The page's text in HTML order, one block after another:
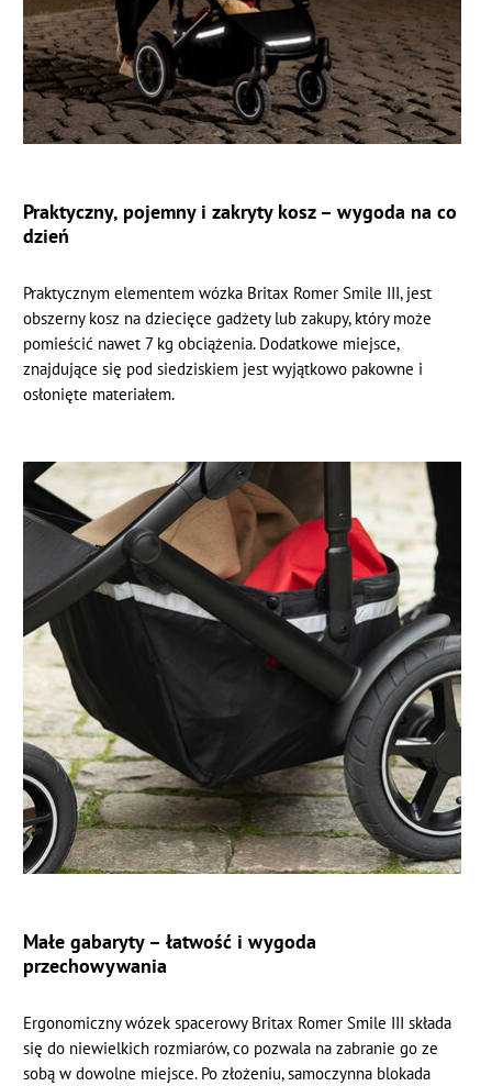
Praktyczny, pojemny i zakryty kosz – wygoda na co
dzień
Praktycznym elementem wózka Britax Romer Smile III, jest
obszerny kosz na dziecięce gadżety lub zakupy, który może
pomieścić nawet 7 kg obciążenia. Dodatkowe miejsce,
znajdujące się pod siedziskiem jest wyjątkowo pakowne i
osłonięte materiałem.
Małe gabaryty – łatwość i wygoda
przechowywania
Ergonomiczny wózek spacerowy Britax Romer Smile III składa
się do niewielkich rozmiarów, co pozwala na zabranie go ze
sobą w dowolne miejsce. Po złożeniu, samoczynna blokada